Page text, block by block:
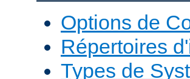
Options de
Répertoires
Types de